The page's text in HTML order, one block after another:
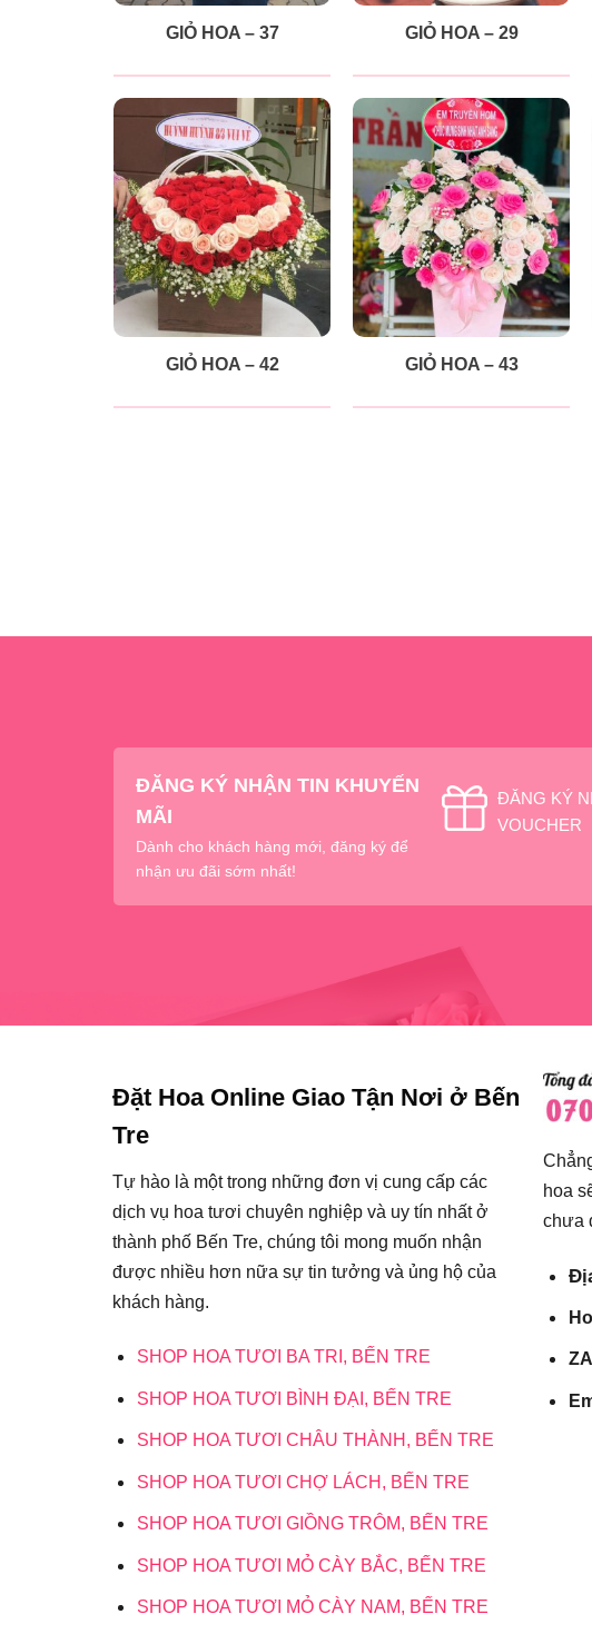
GIỎ HOA – 37 GIỎ HOA – 29
GIỎ HOA – 42 GIỎ HOA – 43
ĐĂNG KÝ NHẬN TIN KHUYẾN
MÃI
Dành cho khách hàng mới, đăng ký để
nhận ưu đãi sớm nhất!
ĐĂNG KÝ
VOUCHER
Đặt Hoa Online Giao Tận Nơi ở Bến
Tre
Tự hào là một trong những đơn vị cung cấp các
dịch vụ hoa tươi chuyên nghiệp và uy tín nhất ở
thành phố Bến Tre, chúng tôi mong muốn nhận
được nhiều hơn nữa sự tin tưởng và ủng hộ của
khách hàng.
SHOP HOA TƯƠI BA TRI, BẾN TRE
SHOP HOA TƯƠI BÌNH ĐẠI, BẾN TRE
SHOP HOA TƯƠI CHÂU THÀNH, BẾN TRE
SHOP HOA TƯƠI CHỢ LÁCH, BẾN TRE
SHOP HOA TƯƠI GIỒNG TRÔM, BẾN TRE
SHOP HOA TƯƠI MỎ CÀY BẮC, BẾN TRE
SHOP HOA TƯƠI MỎ CÀY NAM, BẾN TRE
hoa
chưa